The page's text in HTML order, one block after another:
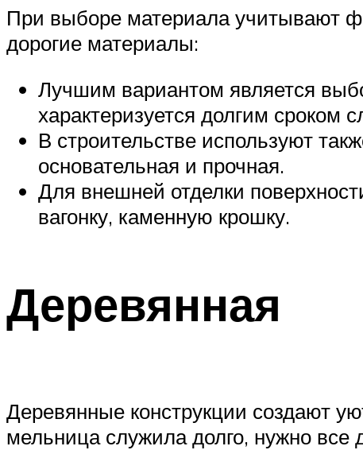
При выборе материала учитывают
дорогие материалы:
Лучшим вариантом является
характеризуется долгим сроком
В строительстве используют
основательная и прочная.
Для внешней отделки
вагонку, каменную крошку.
Деревянная
Деревянные конструкции создают
мельница служила долго, нужно все